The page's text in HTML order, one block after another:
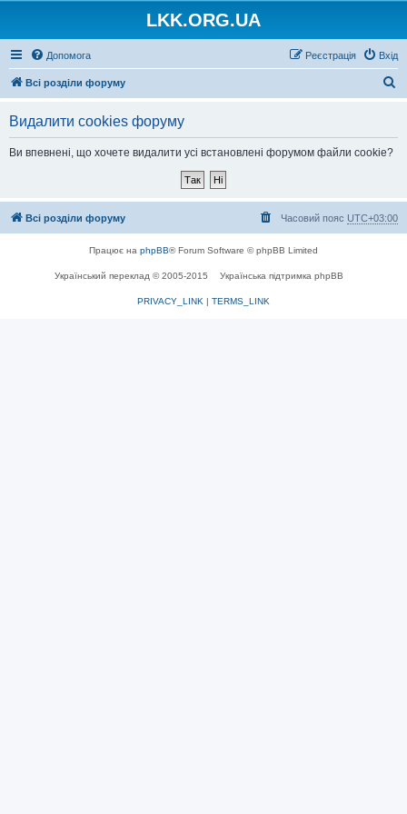
LKK.ORG.UA
Допомога Вхід
Реєстрація
Всі розділи форуму
Видалити cookies форуму
Ви впевнені, що хочете видалити усі встановлені форумом файли cookie?
Всі розділи форуму Часовий пояс UTC+03:00
Працює на phpBB® Forum Software © phpBB Limited
Український переклад © 2005-2015 Українська підтримка phpBB
PRIVACY_LINK | TERMS_LINK